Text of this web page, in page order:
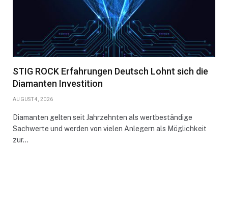
STIG ROCK Erfahrungen Deutsch Lohnt sich die
Diamanten Investition
AUGUST 4, 2026
Diamanten gelten seit Jahrzehnten als wertbeständige
Sachwerte und werden von vielen Anlegern als Möglichkeit
zur…